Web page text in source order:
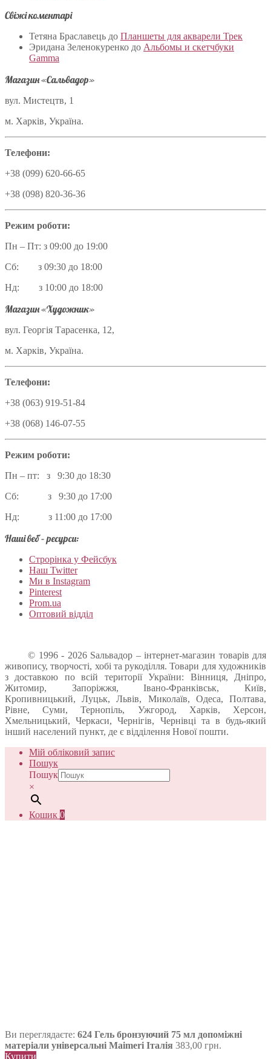
Свіжі коментарі
Тетяна Браславець до Планшеты для акварели Трек
Эридана Зеленокуренко до Альбомы и скетчбуки
Gamma
Магазин «Сальвадор»
вул. Мистецтв, 1
м. Харків, Україна.
Телефони:
+38 (099) 620-66-65
+38 (098) 820-36-36
Режим роботи:
Пн – Пт: з 09:00 до 19:00
Сб: з 09:30 до 18:00
Нд: з 10:00 до 18:00
Магазин «Художник»
вул. Георгія Тарасенка, 12,
м. Харків, Україна.
Телефони:
+38 (063) 919-51-84
+38 (068) 146-07-55
Режим роботи:
Пн – пт: з 9:30 до 18:30
Сб: з 9:30 до 17:00
Нд: з 11:00 до 17:00
Наші веб – ресурси:
Строрінка у Фейсбук
Наш Twitter
Ми в Instagram
Pinterest
Prom.ua
Оптовий відділ
© 1996 - 2026 Sальвадор – інтернет-магазин товарів для
живопису, творчості, хобі та рукоділля. Товари для художників
з доставкою по всій території України: Вінниця, Дніпро,
Житомир, Запоріжжя, Івано-Франківськ, Київ,
Кропивницький, Луцьк, Львів, Миколаїв, Одеса, Полтава,
Рівне, Суми, Тернопіль, Ужгород, Харків, Херсон,
Хмельницький, Черкаси, Чернігів, Чернівці та в будь-який
інший населений пункт, де є відділення Нової пошти.
Мій обліковий запис
Пошук
Пошук
×
Кошик 0
Ви переглядаєте: 624 Гель бронзуючий 75 мл допоміжні
матеріали універсальні Maimeri Італія 383,00 грн.
Купити